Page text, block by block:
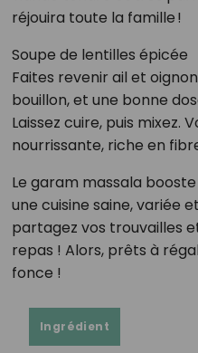
réjouira toute la famille !
Soupe de lentilles épicée
Faites revenir ail et
bouillon, et une bonne
Laissez cuire, puis mixez.
nourrissante, riche en
Le garam massala
une cuisine saine, variée
partagez vos trouvailles
repas ! Alors, prêts à
fonce !
Ingrédient